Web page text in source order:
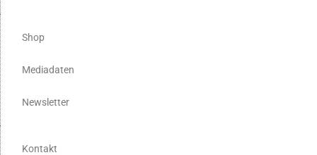
Shop
Mediadaten
Newsletter
Kontakt